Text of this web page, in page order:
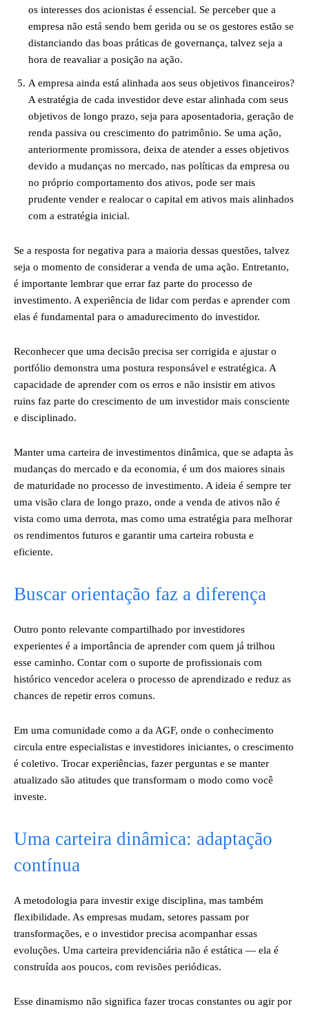
os interesses dos acionistas é essencial. Se perceber que a
empresa não está sendo bem gerida ou se os gestores estão se
distanciando das boas práticas de governança, talvez seja a
hora de reavaliar a posição na ação.
A empresa ainda está alinhada aos seus objetivos financeiros?
A estratégia de cada investidor deve estar alinhada com seus
objetivos de longo prazo, seja para aposentadoria, geração de
renda passiva ou crescimento do patrimônio. Se uma ação,
anteriormente promissora, deixa de atender a esses objetivos
devido a mudanças no mercado, nas políticas da empresa ou
no próprio comportamento dos ativos, pode ser mais
prudente vender e realocar o capital em ativos mais alinhados
com a estratégia inicial.
Se a resposta for negativa para a maioria dessas questões, talvez
seja o momento de considerar a venda de uma ação. Entretanto,
é importante lembrar que errar faz parte do processo de
investimento. A experiência de lidar com perdas e aprender com
elas é fundamental para o amadurecimento do investidor.
Reconhecer que uma decisão precisa ser corrigida e ajustar o
portfólio demonstra uma postura responsável e estratégica. A
capacidade de aprender com os erros e não insistir em ativos
ruins faz parte do crescimento de um investidor mais consciente
e disciplinado.
Manter uma carteira de investimentos dinâmica, que se adapta às
mudanças do mercado e da economia, é um dos maiores sinais
de maturidade no processo de investimento. A ideia é sempre ter
uma visão clara de longo prazo, onde a venda de ativos não é
vista como uma derrota, mas como uma estratégia para melhorar
os rendimentos futuros e garantir uma carteira robusta e
eficiente.
Buscar orientação faz a diferença
Outro ponto relevante compartilhado por investidores
experientes é a importância de aprender com quem já trilhou
esse caminho. Contar com o suporte de profissionais com
histórico vencedor acelera o processo de aprendizado e reduz as
chances de repetir erros comuns.
Em uma comunidade como a da AGF, onde o conhecimento
circula entre especialistas e investidores iniciantes, o crescimento
é coletivo. Trocar experiências, fazer perguntas e se manter
atualizado são atitudes que transformam o modo como você
investe.
Uma carteira dinâmica: adaptação
contínua
A metodologia para investir exige disciplina, mas também
flexibilidade. As empresas mudam, setores passam por
transformações, e o investidor precisa acompanhar essas
evoluções. Uma carteira previdenciária não é estática — ela é
construída aos poucos, com revisões periódicas.
Esse dinamismo não significa fazer trocas constantes ou agir por